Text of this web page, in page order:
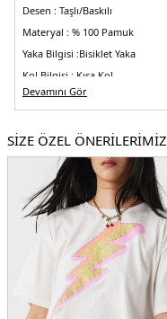
Desen : Taşlı/Baskılı
Materyal : % 100 Pamuk
Yaka Bilgisi :Bisiklet Yaka
Kol Bilgisi : Kısa Kol
Kalıp Bilgisi :Regular Fit
5DY2053210007004.69
Devamını Gör
SİZE ÖZEL ÖNERİLERİMİZ